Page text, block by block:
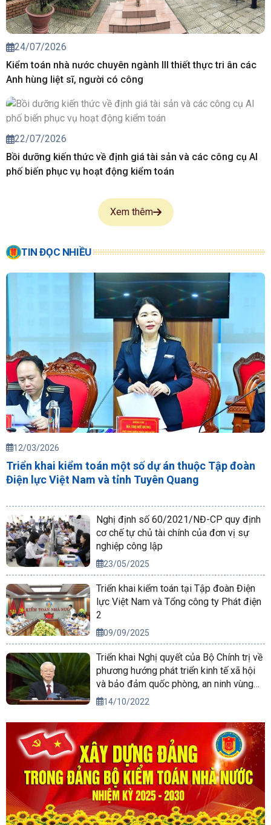
24/07/2026
Kiểm toán nhà nước chuyên ngành III thiết thực tri ân các
Anh hùng liệt sĩ, người có công
22/07/2026
Bồi dưỡng kiến thức về định giá tài sản và các công cụ AI
phố biến phục vụ hoạt động kiểm toán
Xem thêm
TIN ĐỌC NHIỀU
12/03/2026
Triển khai kiểm toán một số dự án thuộc Tập đoàn
Điện lực Việt Nam và tỉnh Tuyên Quang
Nghị định số 60/2021/NĐ-CP quy định
cơ chế tự chủ tài chính của đơn vị sự
nghiệp công lập
23/05/2025
Triển khai kiểm toán tại Tập đoàn Điện
lực Việt Nam và Tổng công ty Phát điện
2
09/09/2025
Triển khai Nghị quyết của Bộ Chính trị về
phương hướng phát triển kinh tế xã hội
và bảo đảm quốc phòng, an ninh vùng
Tây Nguyên đến năm 2030, tầm nhìn
14/10/2022